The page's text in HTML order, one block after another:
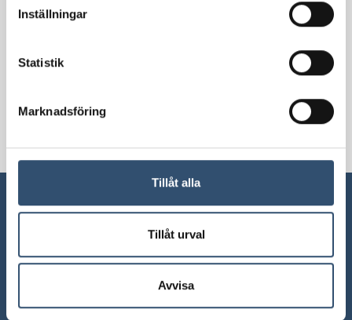
Inställningar
Statistik
Marknadsföring
Tillåt alla
Tillåt urval
Avvisa
januari 2025. Vi kommer även här visa hur man med hjälp
av iBinders digitala lösning kan leva upp till de nya reglerna
genom att arbeta med de mallar och checklistor som finns
framtagna för att stödja arbetsmiljöarbetet och de krav
Varmt välkommen!